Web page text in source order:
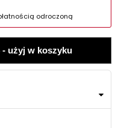
odroczoną
- użyj w koszyku